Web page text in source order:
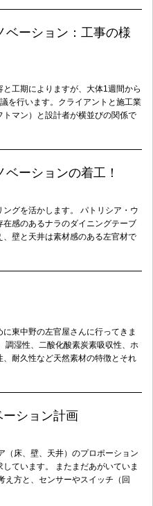
ベーション：工事の様
工期によりますが、大体1週間から
を行います。クライアントと施工業
マン）と設計者が横並びの関係で
ーションの着工！
グを活かします。 パトリシア・ウ
感のあるナラのダイニングテーブ
壁と天井は素材感のある左官材で
東中野の左官屋さんに行ってきま
調湿性、二酸化酸素炭素吸収性、ホ
耐久性など天然素材の特徴とそれ
ション計画
（床、壁、天井）のプロポーション
ています。 またまだあがいていま
え方と、センサーやスイッチ（回